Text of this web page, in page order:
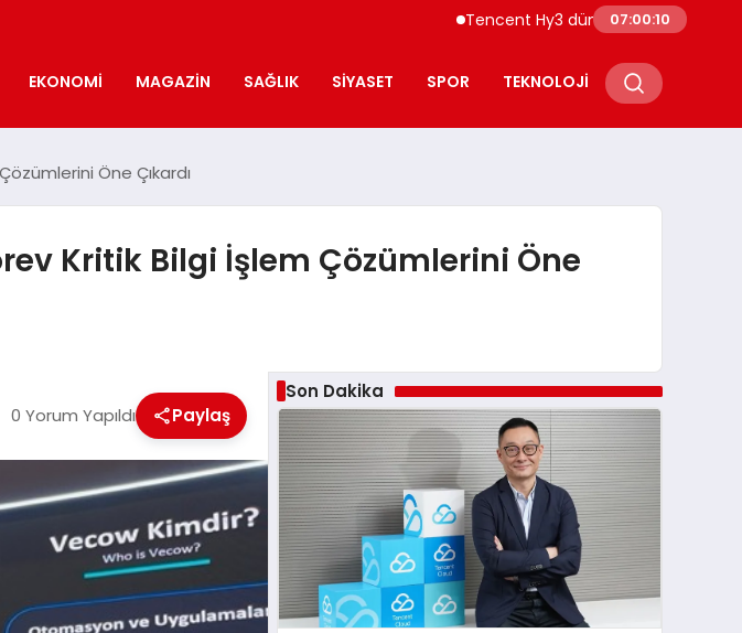
Tencent Hy3 dünya genelinde kullanıma
07:00:11
EKONOMI MAGAZIN SAĞLIK SIYASET SPOR TEKNOLOJI
Öne Çıkardı
Kritik Bilgi İşlem Çözümlerini Öne
0 Yorum Yapıldı Paylaş
Son Dakika